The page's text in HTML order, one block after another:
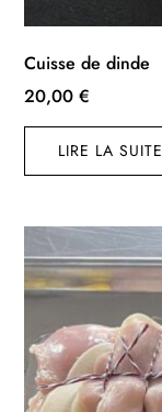
Cuisse de dinde
20,00€
LIRE LA SUITE